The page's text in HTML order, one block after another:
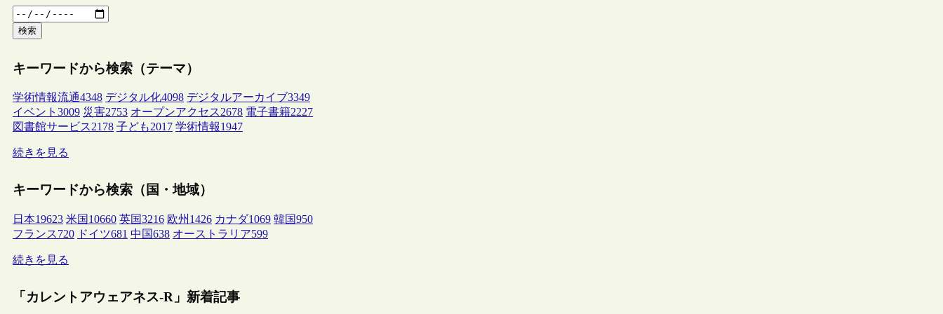
検索
キーワードから検索（テーマ）
学術情報流通4348 デジタル化4098 デジタルアーカイブ3349
イベント 3009 災害2753 オープンアクセス2678 電子書籍2227
図書館サービス2178 子ども2017 学術情報1947
続きを見る
キーワードから検索（国・地域）
日本19623 米国 10660 英国3216 欧州 1426 カナダ1069 韓国950
フランス720 ドイツ681 中国638 オーストラリア599
続きを見る
「カレントアウェアネス-R」新着記事